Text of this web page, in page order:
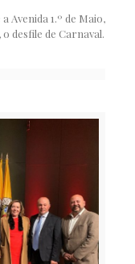
Avenida 1.º de Maio,
desfile de Carnaval.